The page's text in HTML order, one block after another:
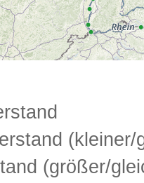
(kleiner/
(größer/